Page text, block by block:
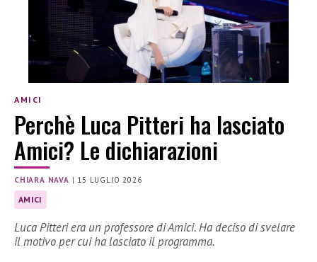
AMICI
Perchè Luca Pitteri ha lasciato
Amici? Le dichiarazioni
CHIARA NAVA | 15 LUGLIO 2026
AMICI
Luca Pitteri era un professore di Amici. Ha deciso di svelare
il motivo per cui ha lasciato il programma.